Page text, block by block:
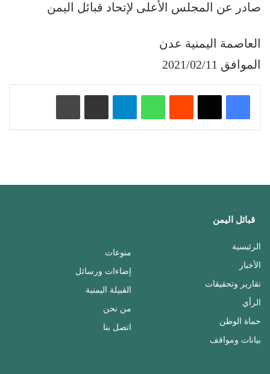
صادر عن المجلس الأعلى لإتحاد قبائل اليمن
العاصمة اليمنية عدن
الموافق 2021/02/11
واتساب تيلقرام
قبائل اليمن
الرئيسية
الأخبار
تقارير وتحقيقات
الرأي
حماة الوطن
بيانات ومواقف
منوعات
إضاءات ورسائل
القبيلة اليمنية
من نحن
اتصل بنا